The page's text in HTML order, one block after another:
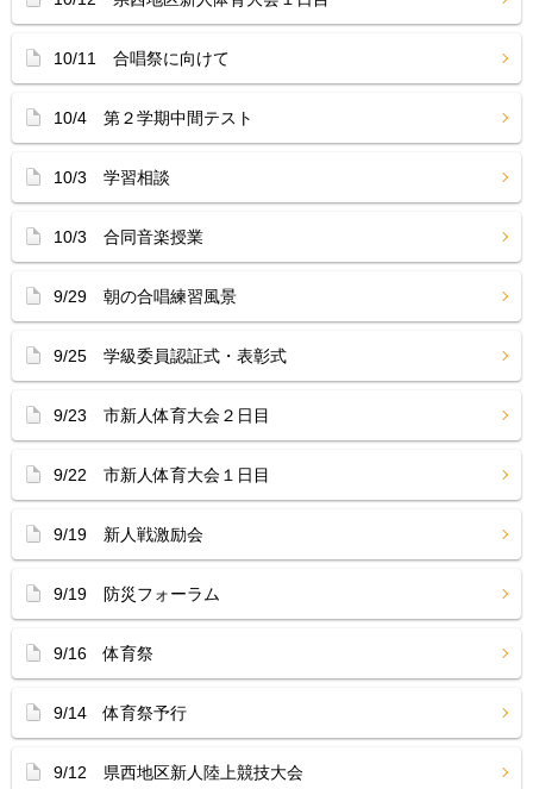
10/11 合唱祭に向けて
10/4 第２学期中間テスト
10/3 学習相談
10/3 合同音楽授業
9/29 朝の合唱練習風景
9/25 学級委員認証式・表彰式
9/23 市新人体育大会２日目
9/22 市新人体育大会１日目
9/19 新人戦激励会
9/19 防災フォーラム
9/16 体育祭
9/14 体育祭予行
9/12 県西地区新人陸上競技大会